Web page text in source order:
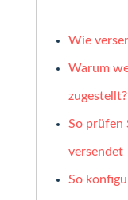
Wie
Warum
zugestellt?
So prüfen
versendet
So